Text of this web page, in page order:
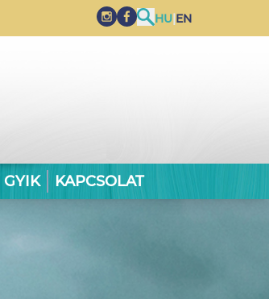
HU|EN
GYIK KAPCSOLAT